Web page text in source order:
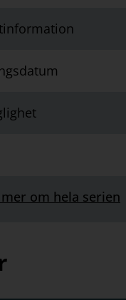
mer om hela serien